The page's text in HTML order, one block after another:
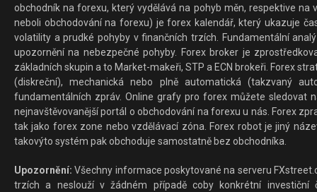
obchodník na forexu, který vydělává na pohyb měn, respektive
neboli obchodování na forexu) je forex kalendář, který ukazuje
volatility a prudké pohyby v finančních trzích. Fundamentální
upozornění na nebezpečné pohyby. Forex broker je
základních skupin a to Market-makeři, STP a ECN brokeři. Forex
(diskreční), mechanická nebo plně automatická (takzvaný
fundamentálních zpráv. Online grafy pro forex můžete sledovat
nejnavštěvovanější portál o obchodování na forexu u nás. Forex
tak jako forex zone nebo vzdělávací zóna. Forex robot je jiný
takovýto systém pak obchoduje samostatně bez obchodníka.
Upozornění: Všechny informace poskytované na serveru
trzích a neslouží v žádném případě coby konkrétní investiční